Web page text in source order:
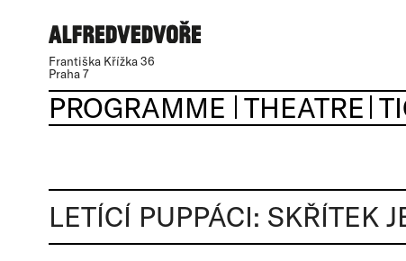
Františka Křížka 36
Praha 7
PROGRAMME THEATRE
LETÍCÍ PUPPÁCI: SKŘÍTEK